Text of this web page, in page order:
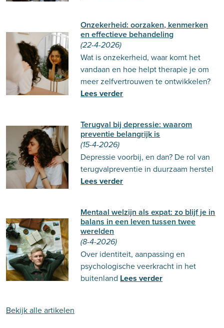
Onzekerheid: oorzaken, kenmerken
en effectieve behandeling
(22-4-2026)
Wat is onzekerheid, waar komt het
vandaan en hoe helpt therapie je om
meer zelfvertrouwen te ontwikkelen?
Lees verder
Terugval bij depressie: waarom
preventie belangrijk is
(15-4-2026)
Depressie voorbij, en dan? De rol van
terugvalpreventie in duurzaam herstel
Lees verder
Mentaal welzijn als expat: zo blijf je in
balans in een leven tussen twee
werelden
(8-4-2026)
Over identiteit, aanpassing en
psychologische veerkracht in het
buitenland Lees verder
Bekijk alle artikelen